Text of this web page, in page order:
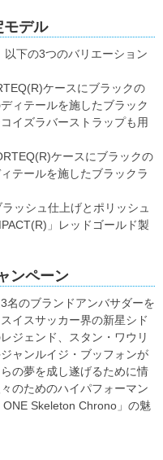
モデル
下の3つのバリエーション
ケースにブラックの
ィテールを施したブラック
イズラバーストラップも用
ケースにブラックの
テールを施したブラックラ
ッシュ仕上げとポリッシュ
」レッドゴールド製
ンペーン
名のブランドアンバサダーを
イスサッカー界の新星シド
ジェンド、スタン・ワウリ
ャンルイジ・ブッフォンが
の夢を成し遂げるために情
のためのハイパフォーマン
Skeleton Chrono」の魅